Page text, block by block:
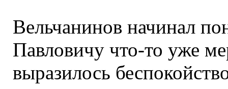
Вельчанинов начинал
Павловичу что-то уже
выразилось